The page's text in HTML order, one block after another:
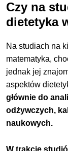
Czy na
dietetyka
Na studiach na
matematyka,
jednak jej
aspektów
głównie do
odżywczych,
naukowych.